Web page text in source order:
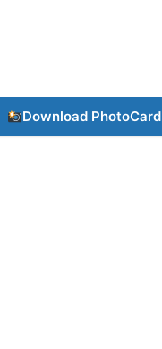
Download PhotoCard